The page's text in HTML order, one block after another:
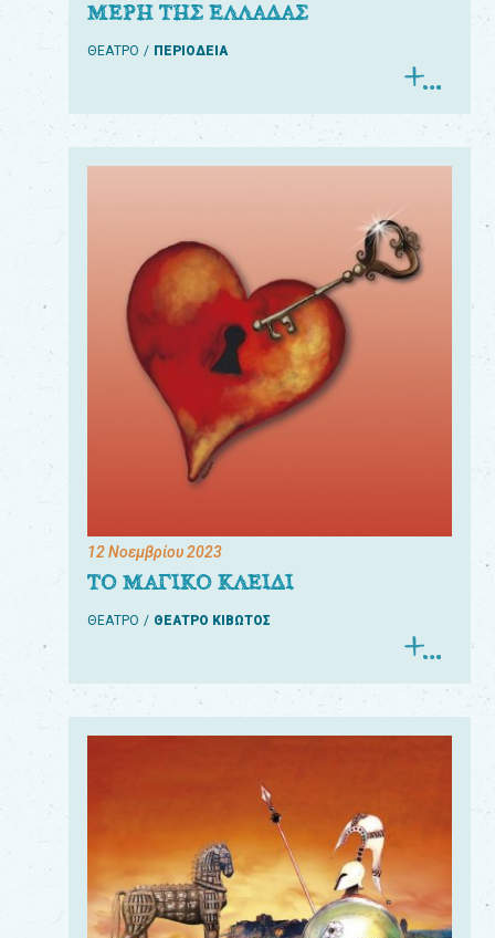
ΜΕΡΗ ΤΗΣ ΕΛΛΑΔΑΣ
ΘΕΑΤΡΟ ΠΕΡΙΟΔΕΙΑ
12 Νοεμβρίου 2023
ΤΟ ΜΑΓΙΚΟ ΚΛΕΙΔΙ
ΘΕΑΤΡΟ ΘΕΑΤΡΟ ΚΙΒΩΤΟΣ